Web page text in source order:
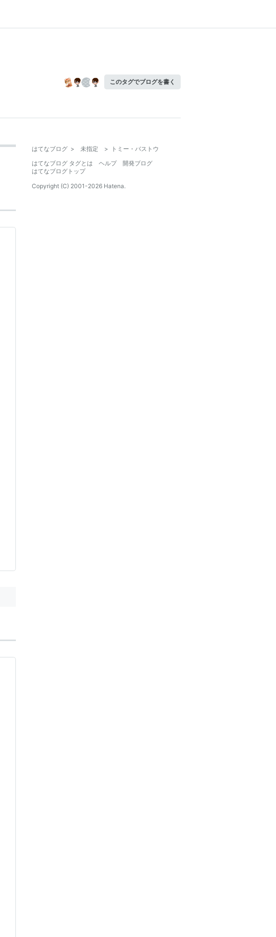
このタグでブログを書く
はてなブログ > 未指定 >
トミー・バストウ
はてなブログ タグとは
ヘルプ
開発ブログ
はてなブログトップ
Copyright (C) 2001-2026 Hatena.